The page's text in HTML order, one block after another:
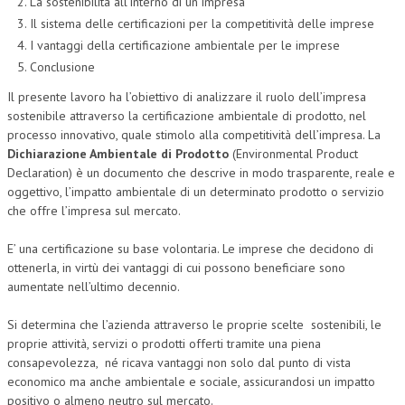
Il sistema delle certificazioni per la competitività delle imprese
I vantaggi della certificazione ambientale per le imprese
Conclusione
Il presente lavoro ha l’obiettivo di analizzare il ruolo dell’impresa
sostenibile attraverso la certificazione ambientale di prodotto, nel
processo innovativo, quale stimolo alla competitività dell’impresa. La
Dichiarazione Ambientale di Prodotto (Environmental Product
Declaration) è un documento che descrive in modo trasparente, reale e
oggettivo, l’impatto ambientale di un determinato prodotto o servizio
che offre l’impresa sul mercato.
E’ una certificazione su base volontaria. Le imprese che decidono di
ottenerla, in virtù dei vantaggi di cui possono beneficiare sono
aumentate nell’ultimo decennio.
Si determina che l’azienda attraverso le proprie scelte sostenibili, le
proprie attività, servizi o prodotti offerti tramite una piena
consapevolezza, né ricava vantaggi non solo dal punto di vista
economico ma anche ambientale e sociale, assicurandosi un impatto
positivo o almeno neutro sul mercato.